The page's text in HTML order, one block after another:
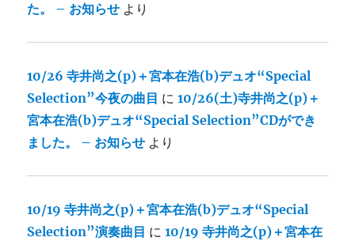
た。 – お知らせ より
10/26 寺井尚之(p)＋宮本在浩(b)デュオ“Special
Selection”今夜の曲目 に10/26(土)寺井尚之(p)＋
宮本在浩(b)デュオ“Special Selection”CDができ
ました。 – お知らせ より
10/19 寺井尚之(p)＋宮本在浩(b)デュオ“Special
Selection”演奏曲目 に10/19 寺井尚之(p)＋宮本在